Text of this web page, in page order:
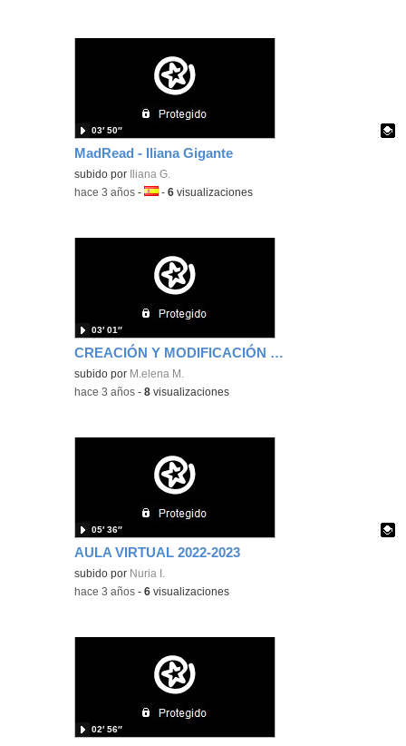
MadRead - Iliana Gigante
Contenido educativo.
subido por Iliana G.
03′ 50″
-hace 3 años -Idioma:
-6 visualizaciones
CREACIÓN Y MODIFICACIÓN DE CONTENIDOS Mª ELENA MORA
subido por M.elena M.
03′ 01″
-hace 3 años -8 visualizaciones
AULA VIRTUAL 2022-2023
Contenido educativo.
subido por Nuria I.
05′ 36″
-hace 3 años -6 visualizaciones
02′ 56″